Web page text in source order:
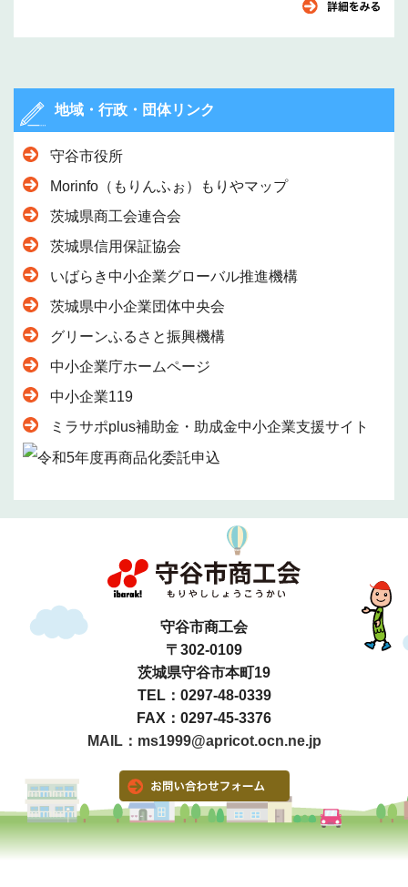
地域・行政・団体リンク
守谷市役所
Morinfo（もりんふぉ）もりやマップ
茨城県商工会連合会
茨城県信用保証協会
いばらき中小企業グローバル推進機構
茨城県中小企業団体中央会
グリーンふるさと振興機構
中小企業庁ホームページ
中小企業119
ミラサポplus補助金・助成金中小企業支援サイト
守谷市商工会
〒302-0109
茨城県守谷市本町19
TEL：0297-48-0339
FAX：0297-45-3376
MAIL：ms1999@apricot.ocn.ne.jp